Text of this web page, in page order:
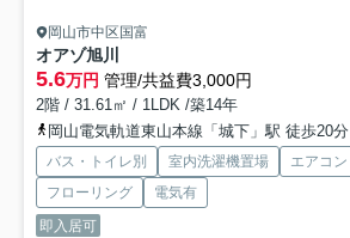
岡山市中区国富
オアゾ旭川
5.6万円 管理/共益費3,000円
2階 / 31.61㎡ / 1LDK /築14年
岡山電気軌道東山本線「城下」駅 徒歩20分
バス・トイレ別 室内洗濯機置場 エアコン
フローリング
電気有
即入居可